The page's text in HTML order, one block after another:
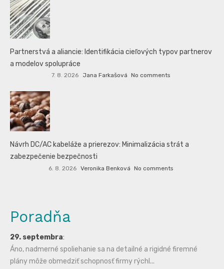
Partnerstvá a aliancie: Identifikácia cieľových typov partnerov
a modelov spolupráce
7. 8. 2026 Jana Farkašová No comments
Návrh DC/AC kabeláže a prierezov: Minimalizácia strát a
zabezpečenie bezpečnosti
6. 8. 2026 Veronika Benková No comments
Poradňa
29. septembra:
Áno, nadmerné spoliehanie sa na detailné a rigidné firemné
plány môže obmedziť schopnosť firmy rýchl...